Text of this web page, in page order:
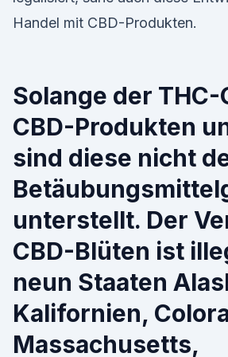
Handel mit CBD-Produkten.
Solange der THC-
CBD-Produkten
sind diese nicht
unterstellt. Der
CBD-Blüten ist
neun Staaten
Kalifornien,
Massachusetts,